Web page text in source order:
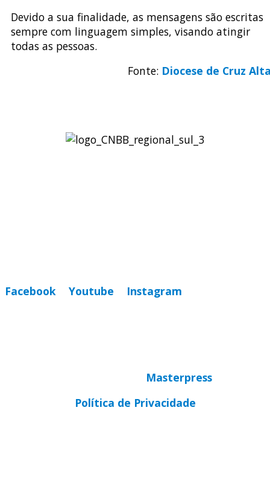
Devido a sua finalidade, as mensagens são escritas
sempre com linguagem simples, visando atingir
todas as pessoas.
Fonte: Diocese de Cruz
Facebook
Youtube Instagram
Masterpress
Política de Privacidade